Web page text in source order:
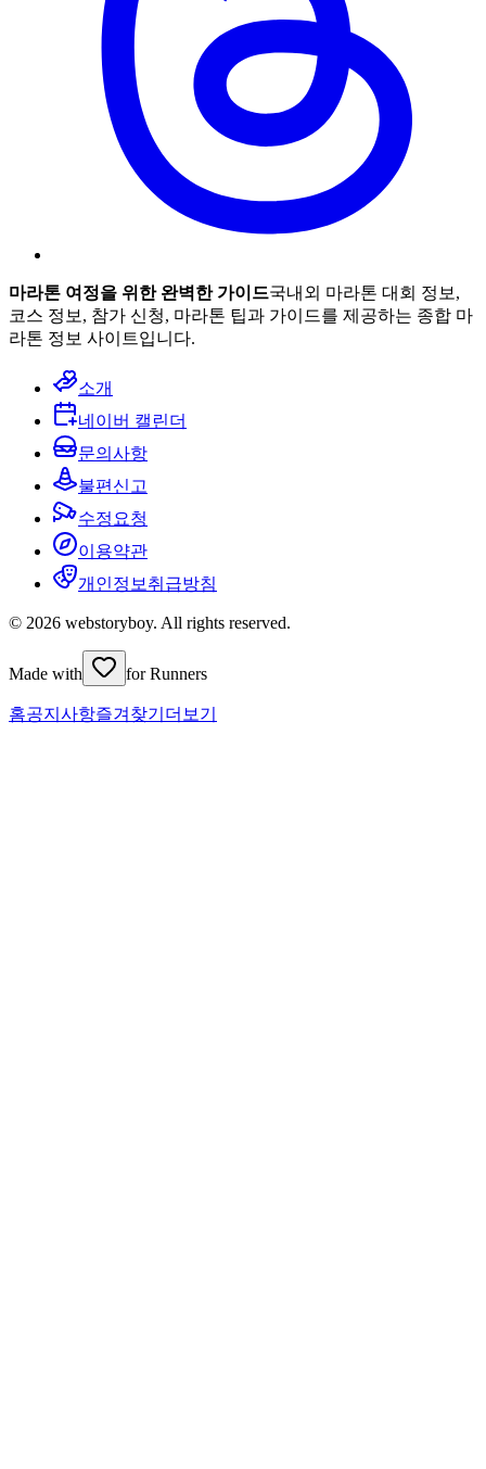
마라톤 여정을 위한 완벽한 가이드국내외 마라톤 대회 정보,
코스 정보, 참가 신청, 마라톤 팁과 가이드를 제공하는 종합 마
라톤 정보 사이트입니다.
소개
네이버 캘린더
문의사항
불편신고
수정요청
이용약관
개인정보취급방침
© 2026 webstoryboy. All rights reserved.
Made with for Runners
홈공지사항즐겨찾기 더보기